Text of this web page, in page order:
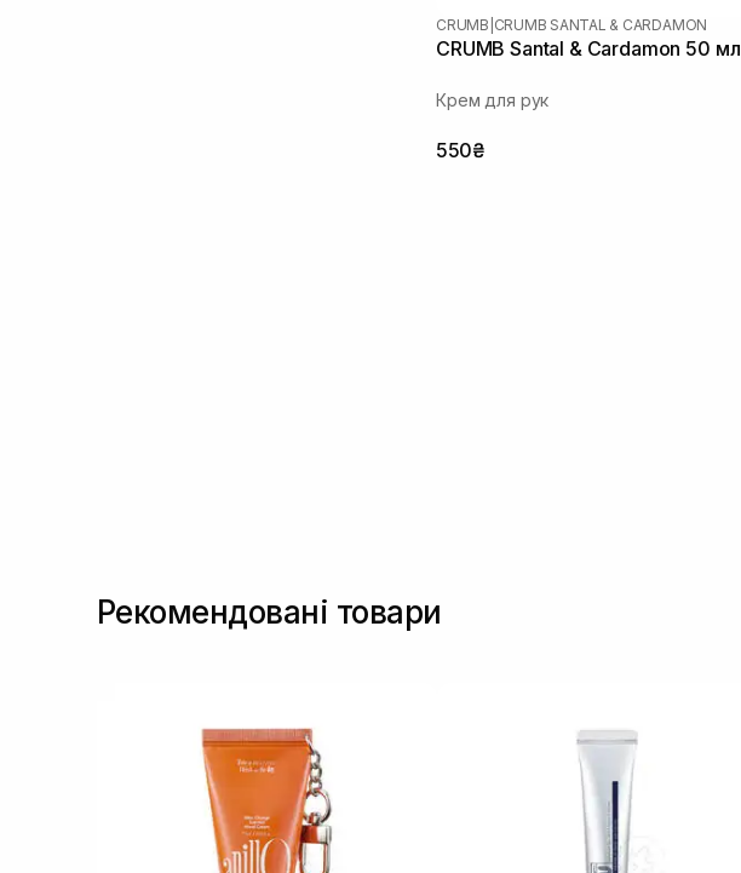
CRUMB CRUMB SANTAL & CARDAMON
CRUMB Santal & Cardamon 50 мл
Крем для рук
550₴
Рекомендовані товари